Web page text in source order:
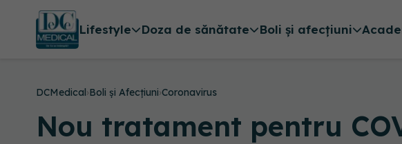
Lifestyle Doza de sănătate Boli și afecțiuni
DCMedical›Boli și Afecțiuni›Coronavirus
Nou tratament pentru